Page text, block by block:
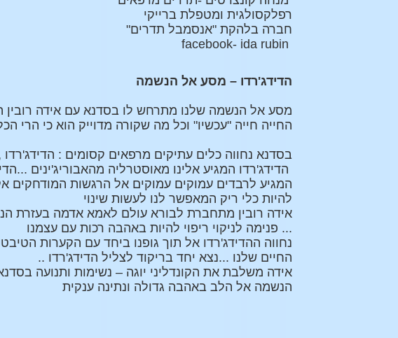
רפלקסולגית ומטפלת ברייקי
חברה בלהקת "אנסמבל תדרים"
facebook- ida rubin
הדידג'רדו – מסע אל הנשמה
החייה חייה "עכשיו" וכל מה שקורה מדוייק הוא כי הרי
בסדנא נחווה כלים עתיקים מרפאים קסומים :
הדידג'רדו המגיע אלינו מאוסטרליה מהאבוריג'ינים
המגיע לרבדים עמוקים עמוקים אל הרגשות המודחקים
להיות כלי ריק המאפשר לנו לעשות שינוי
פנימה לניקוי ריפוי להיות באהבה רכות עם עצמנו ...
נחווה ההדידג'רדו אל תוך גופנו ביחד עם הקערות
החיים שלנו ...נצא יחד בריקוד לצליל הדידג'רדו ..
אידה משלבת את הקונדליני יוגה – נשימות ותנועה
הנשמה אל הלב באהבה גדולה ונתינה ענקית